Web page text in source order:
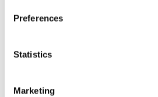
Preferences
Statistics
Marketing